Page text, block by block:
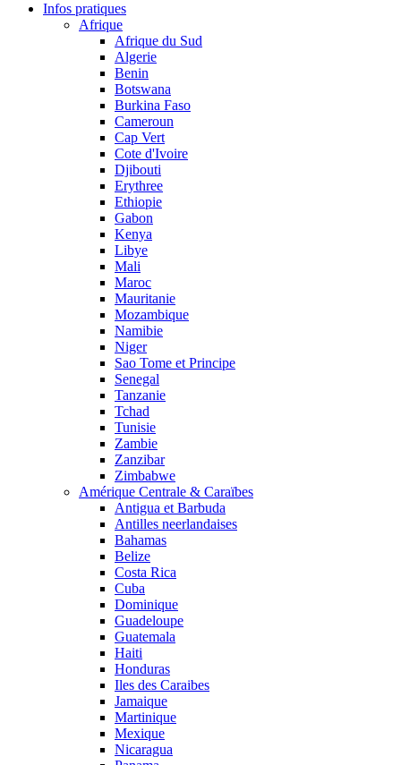
Infos pratiques
Afrique
Afrique du Sud
Algerie
Benin
Botswana
Burkina Faso
Cameroun
Cap Vert
Cote d'Ivoire
Djibouti
Erythree
Ethiopie
Gabon
Kenya
Libye
Mali
Maroc
Mauritanie
Mozambique
Namibie
Niger
Sao Tome et Principe
Senegal
Tanzanie
Tchad
Tunisie
Zambie
Zanzibar
Zimbabwe
Amérique Centrale & Caraïbes
Antigua et Barbuda
Antilles neerlandaises
Bahamas
Belize
Costa Rica
Cuba
Dominique
Guadeloupe
Guatemala
Haiti
Honduras
Iles des Caraibes
Jamaique
Martinique
Mexique
Nicaragua